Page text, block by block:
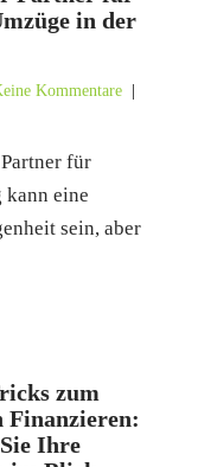
in der
Kommentare
für
kann eine
sein, aber
zum
Finanzieren:
Ihre